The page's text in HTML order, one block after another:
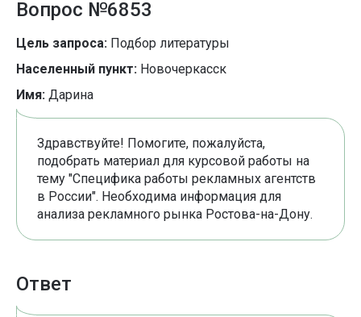
Вопрос №6853
Цель запроса: Подбор литературы
Населенный пункт: Новочеркасск
Имя: Дарина
Здравствуйте! Помогите, пожалуйста,
подобрать материал для курсовой работы на
тему "Специфика работы рекламных агентств
в России". Необходима информация для
анализа рекламного рынка Ростова-на-Дону.
Ответ